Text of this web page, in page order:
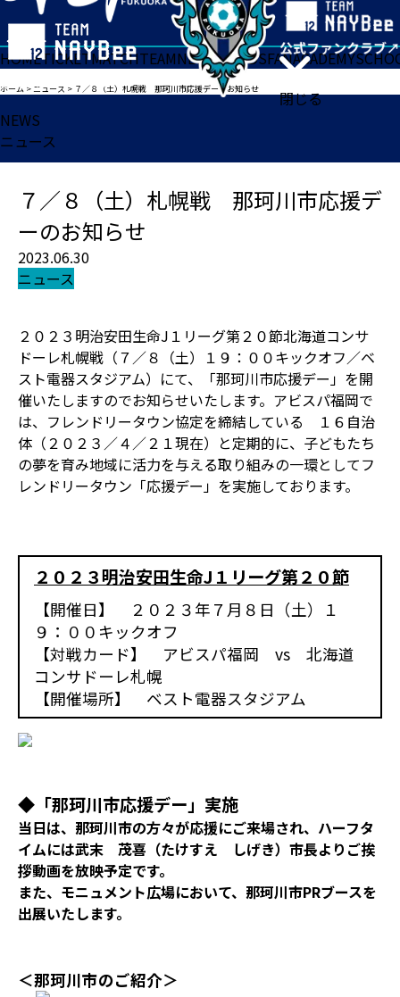
閉じる
HOMETICKETMATCHTEAMNEWSGOODSFANACADEMY
ホーム >ニュース > ７／８（土）札幌戦 那珂川市応援デーのお知らせ
NEWS
ニュース
７／８（土）札幌戦 那珂川市応援デ
ーのお知らせ
2023.06.30
ニュース
２０２３明治安田生命J１リーグ第２０節北海道コンサ
ドーレ札幌戦（７／８（土）１９：００キックオフ／ベ
スト電器スタジアム）にて、「那珂川市応援デー」を開
催いたしますのでお知らせいたします。アビスパ福岡で
は、フレンドリータウン協定を締結している １６自治
体（２０２３／４／２１現在）と定期的に、子どもたち
の夢を育み地域に活力を与える取り組みの一環としてフ
レンドリータウン「応援デー」を実施しております。
２０２３明治安田生命J１リーグ第２０節
【開催日】 ２０２３年７月８日（土）１
９：００キックオフ
【対戦カード】 アビスパ福岡 vs 北海道
コンサドーレ札幌
【開催場所】 ベスト電器スタジアム
◆「那珂川市応援デー」実施
当日は、那珂川市の方々が応援にご来場され、ハーフタ
イムには武末 茂喜（たけすえ しげき）市長よりご挨
拶動画を放映予定です。
また、モニュメント広場において、那珂川市PRブースを
出展いたします。
＜那珂川市のご紹介＞